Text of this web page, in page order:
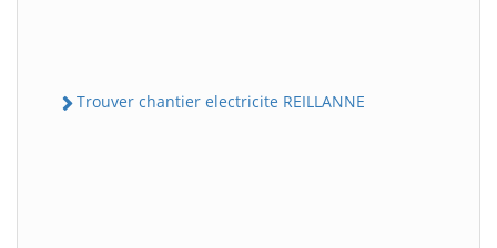
Trouver chantier electricite REILLANNE